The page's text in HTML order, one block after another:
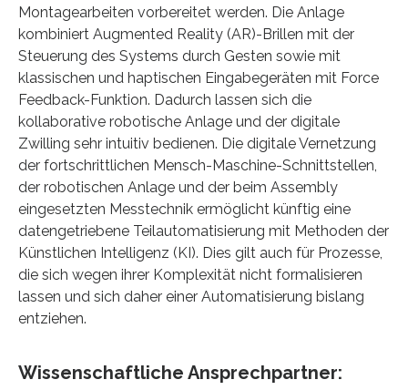
Montagearbeiten vorbereitet werden. Die Anlage
kombiniert Augmented Reality (AR)-Brillen mit der
Steuerung des Systems durch Gesten sowie mit
klassischen und haptischen Eingabegeräten mit Force
Feedback-Funktion. Dadurch lassen sich die
kollaborative robotische Anlage und der digitale
Zwilling sehr intuitiv bedienen. Die digitale Vernetzung
der fortschrittlichen Mensch-Maschine-Schnittstellen,
der robotischen Anlage und der beim Assembly
eingesetzten Messtechnik ermöglicht künftig eine
datengetriebene Teilautomatisierung mit Methoden der
Künstlichen Intelligenz (KI). Dies gilt auch für Prozesse,
die sich wegen ihrer Komplexität nicht formalisieren
lassen und sich daher einer Automatisierung bislang
entziehen.
Wissenschaftliche Ansprechpartner: